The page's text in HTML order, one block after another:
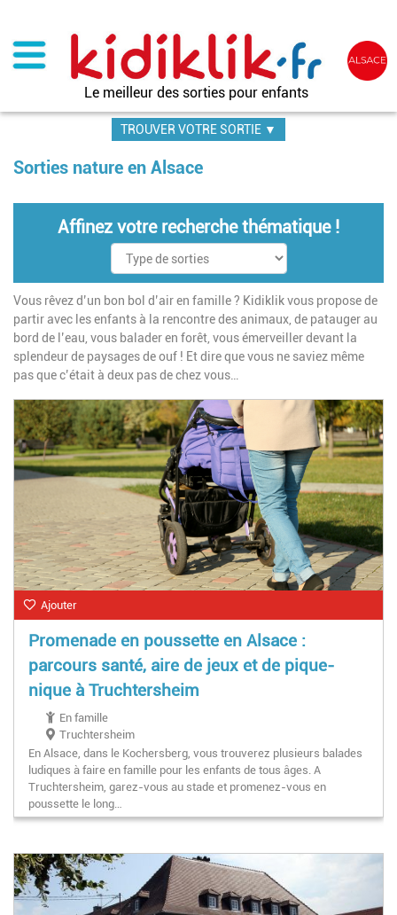
contenu
principal
Le meilleur des sorties pour enfants
TROUVER VOTRE SORTIE ▼
Sorties nature en Alsace
Affinez votre recherche thématique !
Vous rêvez d’un bon bol d’air en famille ? Kidiklik vous propose de
partir avec les enfants à la rencontre des animaux, de patauger au
bord de l’eau, vous balader en forêt, vous émerveiller devant la
splendeur de paysages de ouf ! Et dire que vous ne saviez même
pas que c’était à deux pas de chez vous…
Ajouter
Promenade en poussette en Alsace :
parcours santé, aire de jeux et de pique-
nique à Truchtersheim
En famille
Truchtersheim
En Alsace, dans le Kochersberg, vous trouverez plusieurs balades
ludiques à faire en famille pour les enfants de tous âges. A
Truchtersheim, garez-vous au stade et promenez-vous en
poussette le long…